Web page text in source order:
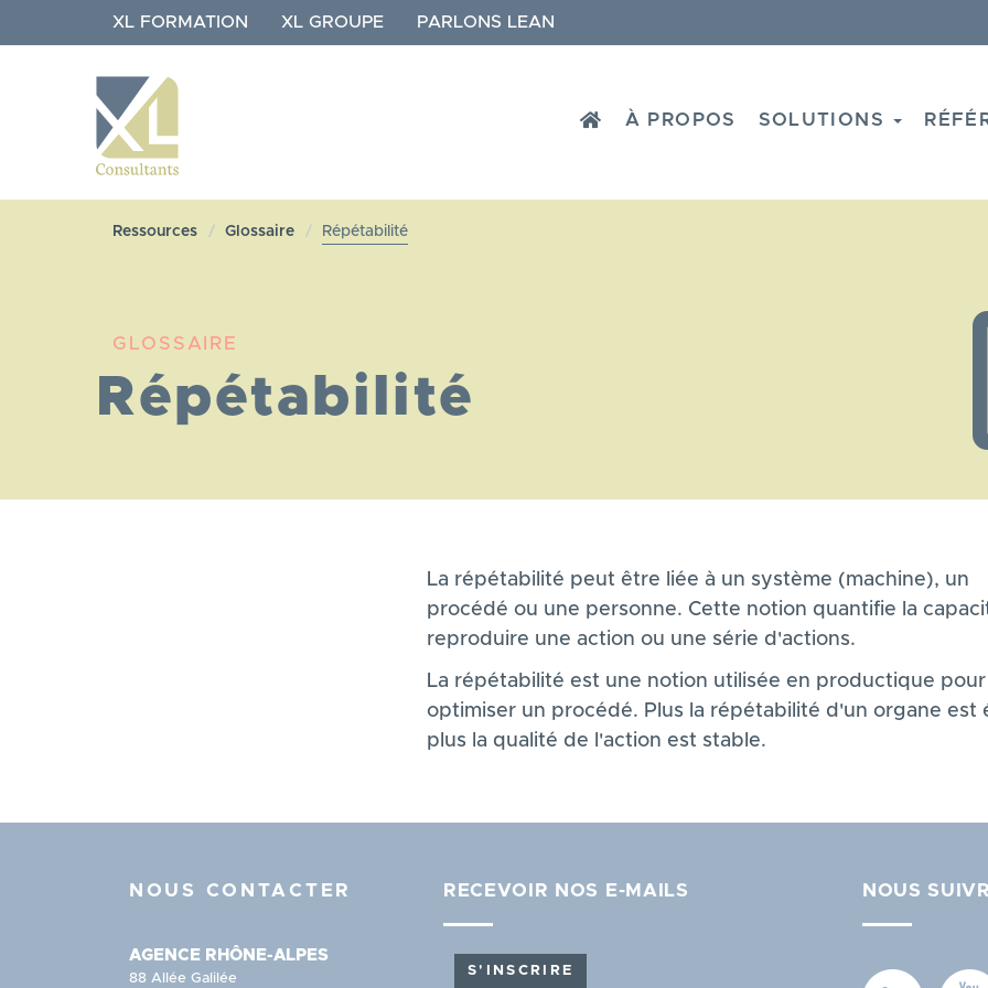
au
XL FORMATION XL GROUPE PARLONS LEAN
NAVIGATION
XL
HOME
À PROPOS SOLUTIONS
Ressources Glossaire Répétabilité
GLOSSAIRE
Répétabilité
La répétabilité peut être liée à un système (machine), un
procédé ou une personne. Cette notion quantifie la
reproduire une action ou une série d'actions.
La répétabilité est une notion utilisée en productique pour
optimiser un procédé. Plus la répétabilité d'un organe est
plus la qualité de l'action est stable.
NOUS CONTACTER
AGENCE RHÔNE-ALPES
88 Allée Galilée
RECEVOIR NOS E-MAILS
S'INSCRIRE
NOUS